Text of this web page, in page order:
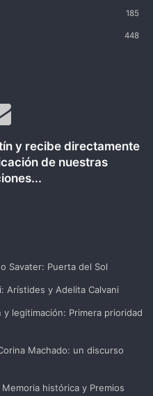
185
448
y recibe directamente
de nuestras
Savater: Puerta del Sol
Arístides y Adelita Calvani
y legitimación: Primera prioridad
Machado: un discurso
Memoria histórica y Premios